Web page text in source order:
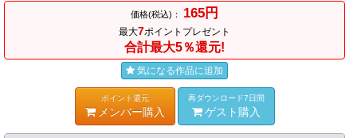
価格(税込)： 165円
最大7ポイントプレゼント
合計最大5％還元!
気になる作品に追加
ポイント還元
メンバー購入
再ダウンロード7日間
ゲスト購入